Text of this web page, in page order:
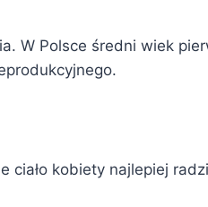
W Polsce średni wiek
ciało kobiety najlepiej